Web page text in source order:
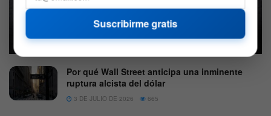
Japón sacude al dólar estadounidense con una decisión
10 DE JULIO DE 2026 756
Por qué Wall Street anticipa una inminente
ruptura alcista del dólar
3 DE JULIO DE 2026 665
Suscribirme gratis